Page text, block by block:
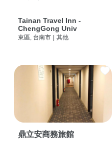
Tainan Travel Inn -
ChengGong Univ
東區, 台南市 | 其他
鼎立安商務旅館